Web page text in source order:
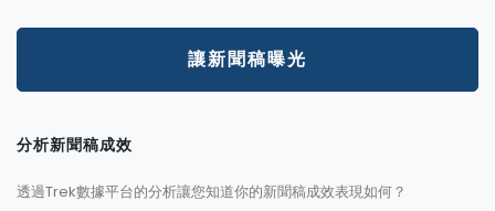
讓新聞稿曝光
分析新聞稿成效
透過Trek數據平台的分析讓您知道你的新聞稿成效表現如何？